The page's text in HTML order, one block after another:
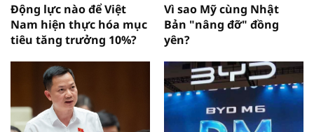
Động lực nào để Việt
Nam hiện thực hóa mục
tiêu tăng trưởng 10%?
Vì sao Mỹ cùng Nhật
Bản "nâng đỡ" đồng
yên?